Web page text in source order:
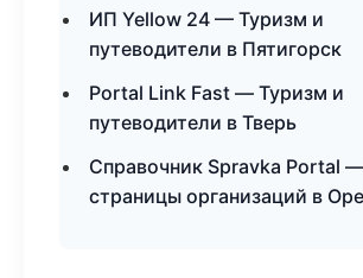
ИП Yellow 24 — Туризм и
путеводители в Пятигорск
Portal Link Fast — Туризм и
путеводители в Тверь
Справочник Spravka Portal
страницы организаций в